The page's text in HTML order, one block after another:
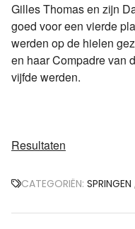
Gilles Thomas en zijn
goed voor een vierde
werden op de hielen
en haar Compadre van
vijfde werden.
Resultaten
CATEGORIËN: SPRINGEN ,